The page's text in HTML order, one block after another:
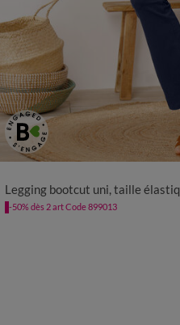
Legging bootcut uni, taille élastiquée
-50% dès 2 art Code 899013